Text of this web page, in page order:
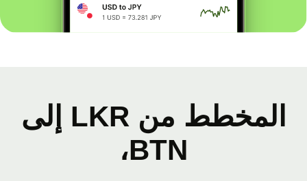
المخطط من LKR إلى
BTN،